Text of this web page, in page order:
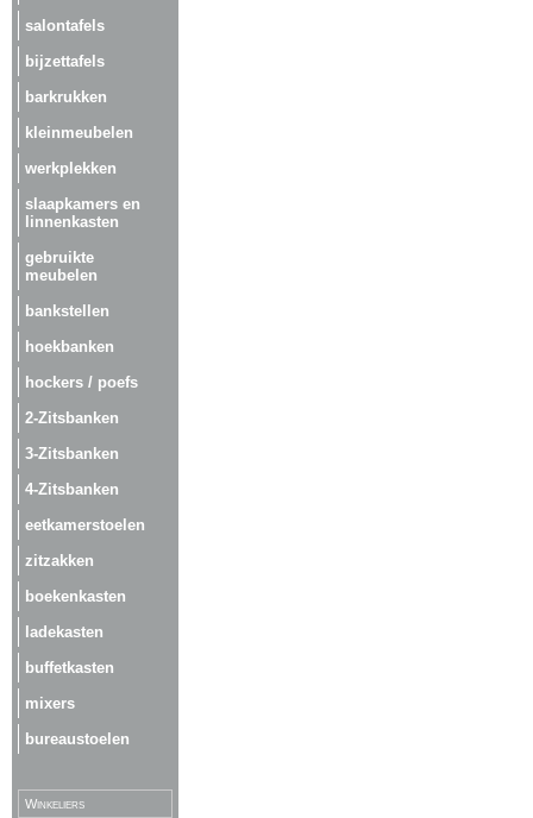
salontafels
bijzettafels
barkrukken
kleinmeubelen
werkplekken
slaapkamers en
linnenkasten
gebruikte
meubelen
bankstellen
hoekbanken
hockers / poefs
2-Zitsbanken
3-Zitsbanken
4-Zitsbanken
eetkamerstoelen
zitzakken
boekenkasten
ladekasten
buffetkasten
mixers
bureaustoelen
Winkeliers